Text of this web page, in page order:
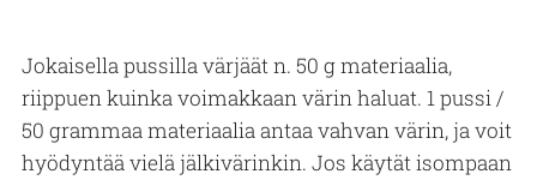
Jokaisella pussilla värjäät n. 50 g materiaalia,
riippuen kuinka voimakkaan värin haluat. 1 pussi /
50 grammaa materiaalia antaa vahvan värin, ja voit
hyödyntää vielä jälkivärinkin. Jos käytät isompaan